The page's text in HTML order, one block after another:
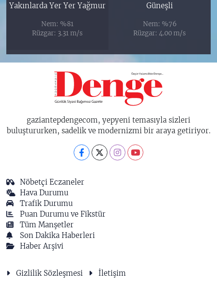
Yakınlarda Yer Yer Yağmur
Nem: %81
Rüzgar: 3.31 m/s
Güneşli
Nem: %76
Rüzgar: 4.00 m/s
gaziantepdengecom, yepyeni temasıyla sizleri
buluştururken, sadelik ve modernizmi bir araya getiriyor.
Nöbetçi Eczaneler
Hava Durumu
Trafik Durumu
Puan Durumu ve Fikstür
Tüm Manşetler
Son Dakika Haberleri
Haber Arşivi
Gizlilik Sözleşmesi İletişim